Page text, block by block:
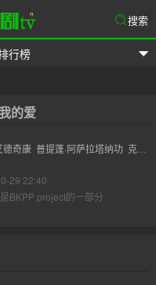
行榜
搜索
的爱
德奇康 普提蓬·阿萨拉塔纳功 克里
亚密特
29 22:40
BKPP project的一部分